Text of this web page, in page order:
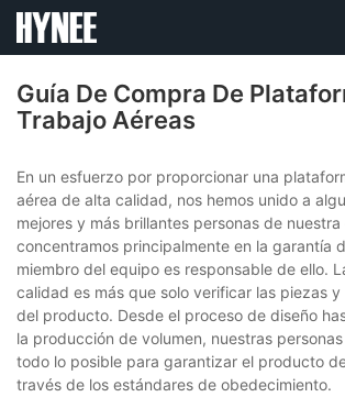
Guía De Compra De
Trabajo Aéreas
En un esfuerzo por proporcionar una
aérea de alta calidad, nos hemos unido a
mejores y más brillantes personas de
concentramos principalmente en la garantía
miembro del equipo es responsable de ello.
calidad es más que solo verificar las piezas
del producto. Desde el proceso de diseño
la producción de volumen, nuestras
todo lo posible para garantizar el producto
través de los estándares de obedecimiento.